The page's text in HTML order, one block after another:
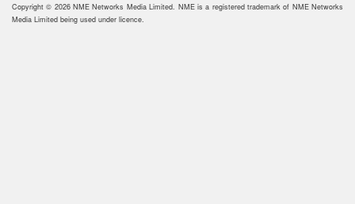
Copyright © 2026 NME Networks Media Limited. NME is a registered trademark of NME Networks
Media Limited being used under licence.